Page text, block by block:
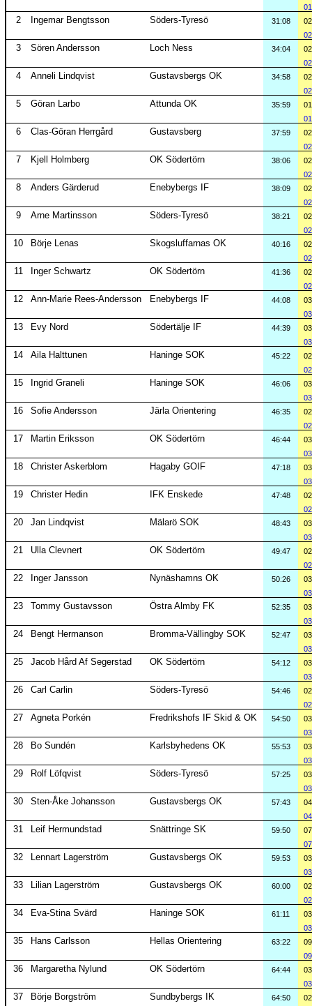
2 Ingemar Bengtsson Söders-Tyresö 31:08
3 Sören Andersson Loch Ness 34:04
4 Anneli Lindqvist Gustavsbergs OK 34:58
5 Göran Larbo Attunda OK 35:59
6 Clas-Göran Herrgård Gustavsberg 37:59
7 Kjell Holmberg OK Södertörn 38:06
8 Anders Gärderud Enebybergs IF 38:09
9 Arne Martinsson Söders-Tyresö 38:21
10 Börje Lenas Skogsluffarnas OK 40:16
11 Inger Schwartz OK Södertörn 41:36
12 Ann-Marie Rees-Andersson Enebybergs IF 44:08
13 Evy Nord Södertälje IF 44:39
14 Aila Halttunen Haninge SOK 45:22
15 Ingrid Graneli Haninge SOK 46:06
16 Sofie Andersson Järla Orientering 46:35
17 Martin Eriksson OK Södertörn 46:44
18 Christer Askerblom Hagaby GOIF 47:18
19 Christer Hedin IFK Enskede 47:48
20 Jan Lindqvist Mälarö SOK 48:43
21 Ulla Clevnert OK Södertörn 49:47
22 Inger Jansson Nynäshamns OK 50:26
23 Tommy Gustavsson Östra Almby FK 52:35
24 Bengt Hermanson Bromma-Vällingby SOK 52:47
25 Jacob Hård Af Segerstad OK Södertörn 54:12
26 Carl Carlin Söders-Tyresö 54:46
27 Agneta Porkén Fredrikshofs IF Skid & OK 54:50
28 Bo Sundén Karlsbyhedens OK 55:53
29 Rolf Löfqvist Söders-Tyresö 57:25
30 Sten-Åke Johansson Gustavsbergs OK 57:43
31 Leif Hermundstad Snättringe SK 59:50
32 Lennart Lagerström Gustavsbergs OK 59:53
33 Lilian Lagerström Gustavsbergs OK 60:00
34 Eva-Stina Svärd Haninge SOK 61:11
35 Hans Carlsson Hellas Orientering 63:22
36 Margaretha Nylund OK Södertörn 64:44
37 Börje Borgström Sundbybergs IK 64:50